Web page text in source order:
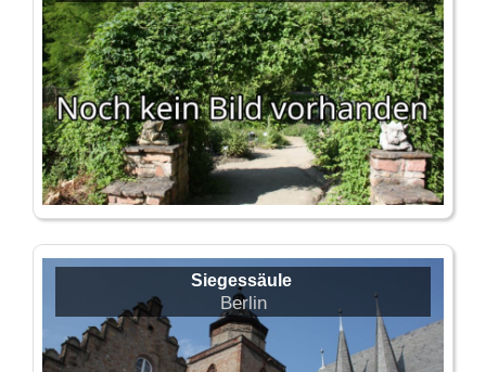
Siegessäule
Berlin